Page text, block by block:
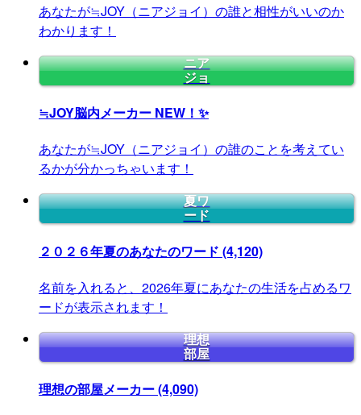
あなたが≒JOY（ニアジョイ）の誰と相性がいいのか
わかります！
ニア
ジョ
≒JOY脳内メーカー NEW！✨
あなたが≒JOY（ニアジョイ）の誰のことを考えてい
るかが分かっちゃいます！
夏ワ
ード
２０２６年夏のあなたのワード (4,120)
名前を入れると、2026年夏にあなたの生活を占めるワ
ードが表示されます！
理想
部屋
理想の部屋メーカー(4,090)